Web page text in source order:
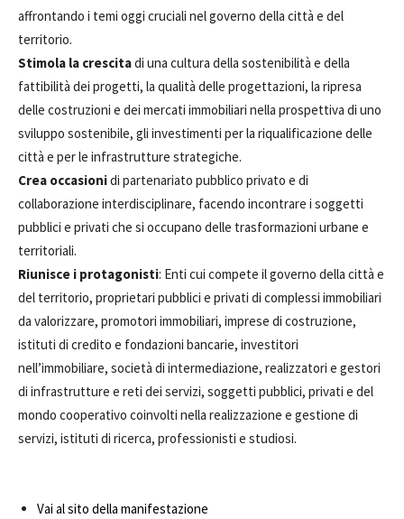
affrontando i temi oggi cruciali nel governo della città e del
territorio.
Stimola la crescitadi una cultura della sostenibilità e della
fattibilità dei progetti, la qualità delle progettazioni, la ripresa
delle costruzioni e dei mercati immobiliari nella prospettiva di uno
sviluppo sostenibile, gli investimenti per la riqualificazione delle
città e per le infrastrutture strategiche.
Crea occasionidi partenariato pubblico privato e di
collaborazione interdisciplinare, facendo incontrare i soggetti
pubblici e privati che si occupano delle trasformazioni urbane e
territoriali.
Riunisce i protagonisti: Enti cui compete il governo della città e
del territorio, proprietari pubblici e privati di complessi immobiliari
da valorizzare, promotori immobiliari, imprese di costruzione,
istituti di credito e fondazioni bancarie, investitori
nell’immobiliare, società di intermediazione, realizzatori e gestori
di infrastrutture e reti dei servizi, soggetti pubblici, privati e del
mondo cooperativo coinvolti nella realizzazione e gestione di
servizi, istituti di ricerca, professionisti e studiosi.
Vai al sito della manifestazione